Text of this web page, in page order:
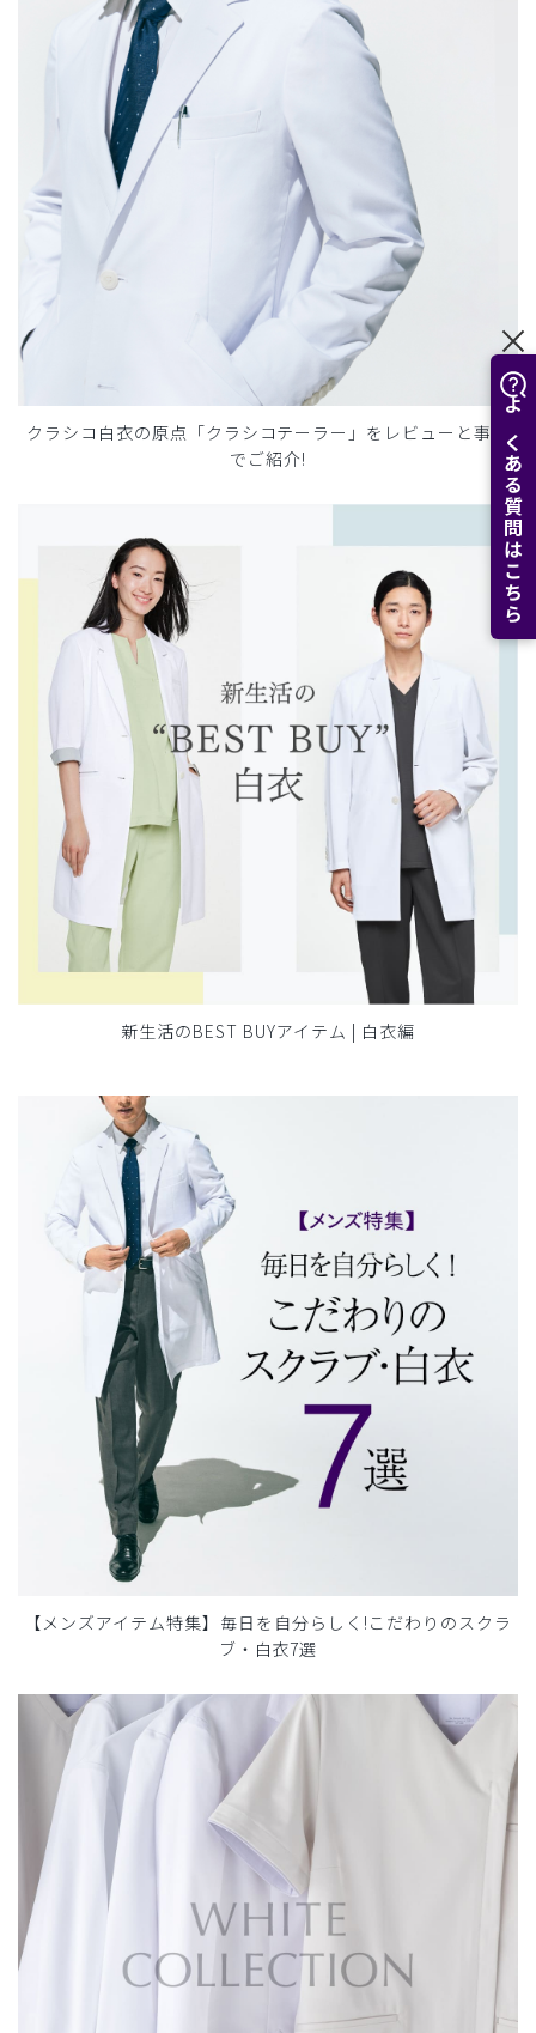
よくある質問はこちら
クラシコ白衣の原点「クラシコテーラー」をレビューと事例
でご紹介!
新生活のBEST BUYアイテム | 白衣編
【メンズアイテム特集】毎日を自分らしく!こだわりのスクラ
ブ・白衣7選